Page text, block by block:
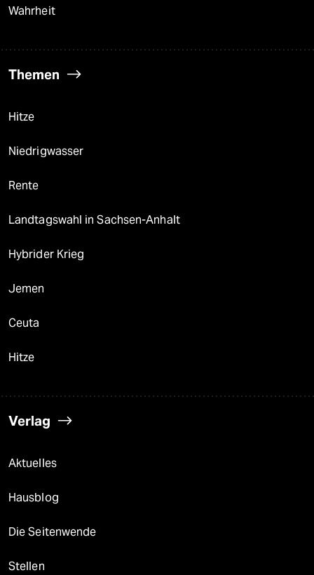
Wahrheit
Themen
Hitze
Niedrigwasser
Rente
Landtagswahl in Sachsen-Anhalt
Hybrider Krieg
Jemen
Ceuta
Hitze
Verlag
Aktuelles
Hausblog
Die Seitenwende
Stellen